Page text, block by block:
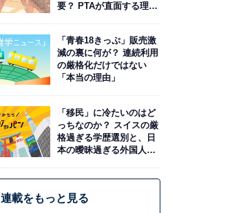
要？ PTAが直面する理想
「青春18きっぷ」販売激
減の裏に何が？ 連続利用
の厳格化だけではない
「本当の理由」
「移民」に冷たいのはど
っちなのか？ スイスの厳
格過ぎる学歴選別と、日
本の曖昧過ぎる外国人政
連載をもっと見る